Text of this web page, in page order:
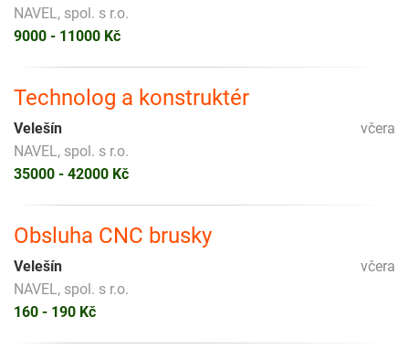
NAVEL, spol. s r.o.
9000 - 11000 Kč
Technolog a konstruktér
včera
Velešín
NAVEL, spol. s r.o.
35000 - 42000 Kč
Obsluha CNC brusky
včera
Velešín
NAVEL, spol. s r.o.
160 - 190 Kč